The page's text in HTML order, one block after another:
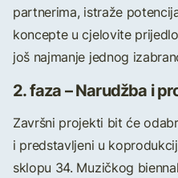
partnerima, istraže
koncepte u cjelovite
još najmanje jednog
2. faza – Narudžba i
Završni projekti bit će
i predstavljeni u
sklopu 34. Muzičkog